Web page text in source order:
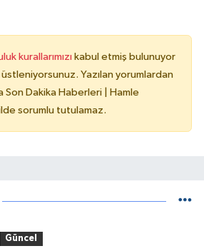
kurallarımızı kabul etmiş bulunuyor
Yazılan yorumlardan
Son Dakika Haberleri | Hamle
sorumlu tutulamaz.
Güncel